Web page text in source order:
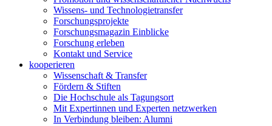
Wissens- und Technologietransfer
Forschungsprojekte
Forschungsmagazin Einblicke
Forschung erleben
Kontakt und Service
kooperieren
Wissenschaft & Transfer
Fördern & Stiften
Die Hochschule als Tagungsort
Mit Expertinnen und Experten netzwerken
In Verbindung bleiben: Alumni